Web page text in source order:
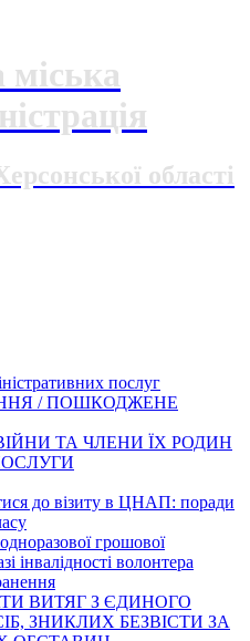
міська
області
послуг
/ ПОШКОДЖЕНЕ
ТА ЧЛЕНИ ЇХ РОДИН
до візиту в ЦНАП: поради
грошової
інвалідності волонтера
ВИТЯГ З ЄДИНОГО
ЗНИКЛИХ БЕЗВІСТИ ЗА